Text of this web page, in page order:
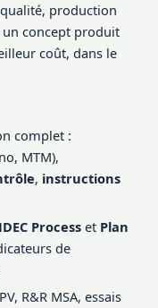
production
concept produit
coût, dans le
complet :
MTM),
, instructions
Processet Plan
de
R&R MSA, essais